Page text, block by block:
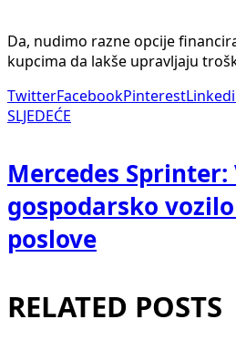
Da, nudimo razne opcije
kupcima da lakše upravljaju
TwitterFacebookPinterest
SLJEDEĆE
Mercedes
gospodarsko
poslove
RELATED POSTS